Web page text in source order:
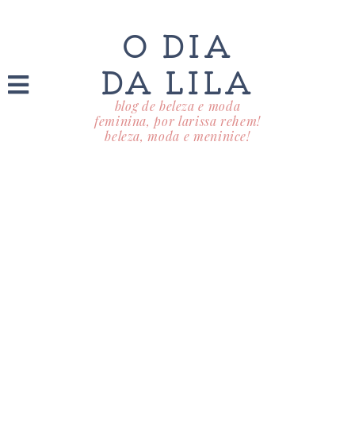
O DIA
DA LILA
blog de beleza e moda
feminina, por larissa rehem!
beleza, moda e meninice!